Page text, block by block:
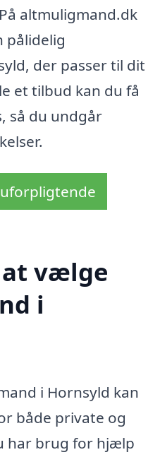
altmuligmand.dk
pålidelig
der passer til dit
et tilbud kan du få
så du undgår
at vælge
i
i Hornsyld kan
både private og
har brug for hjælp